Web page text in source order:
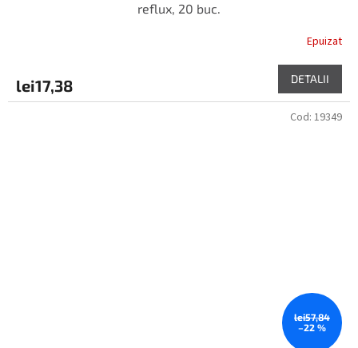
reflux, 20 buc.
Epuizat
lei17,38 DETALII
lei57,84
–22 %
Cod: 19349